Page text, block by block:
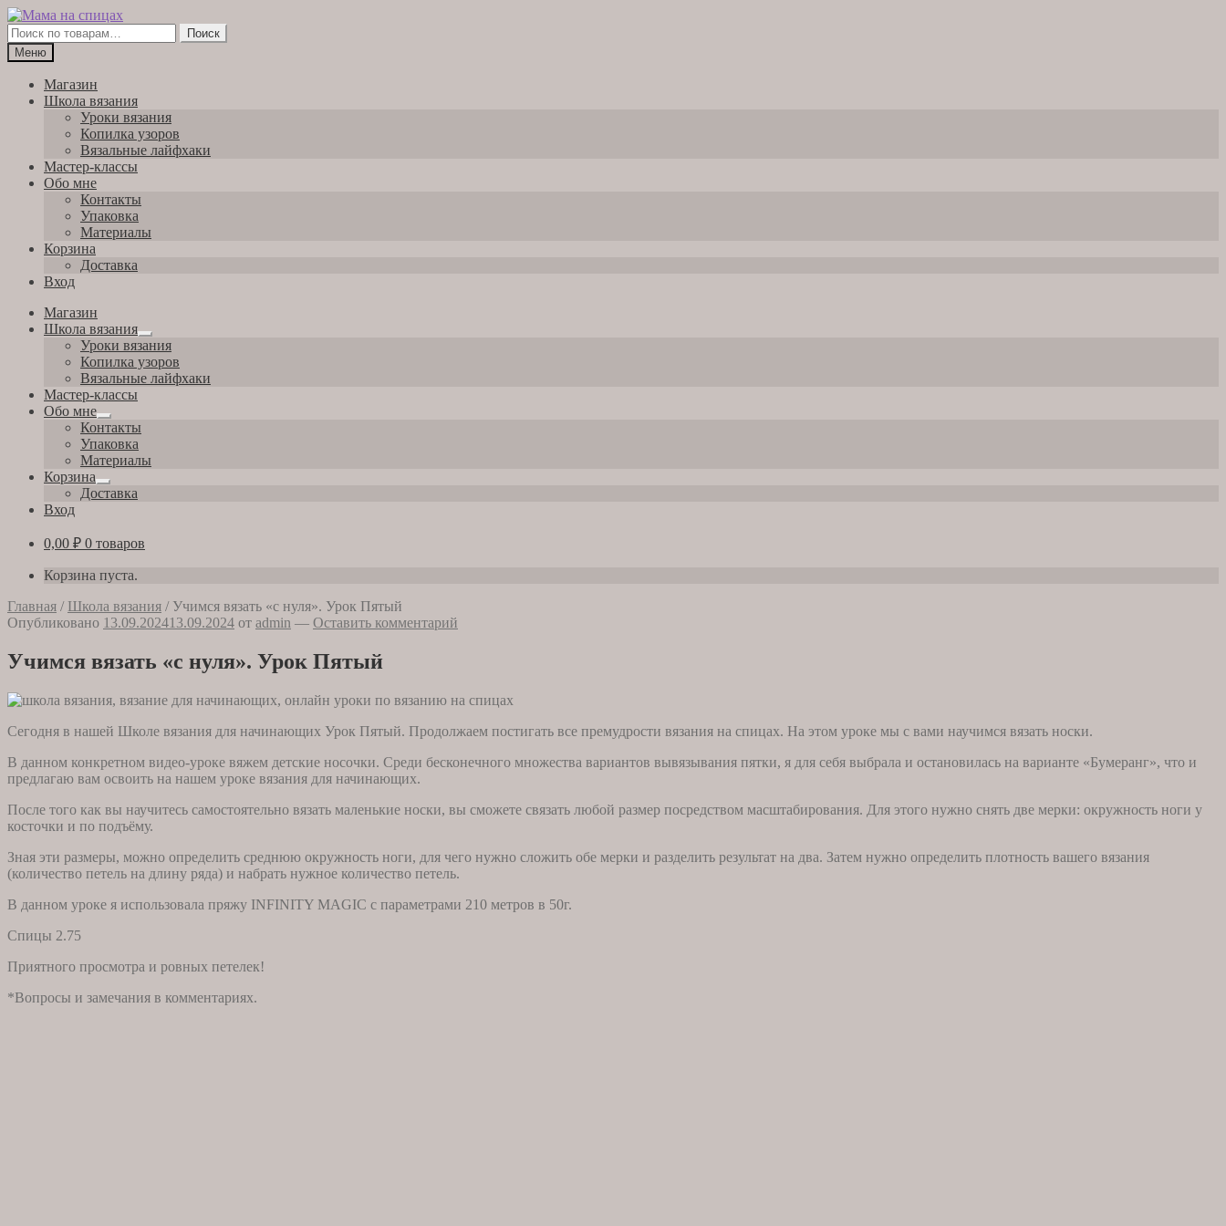
Перейти
к
навигации
Перейти
к
содержимому
Искать:
Поиск
Меню
Магазин
Школа вязания
Уроки вязания
Копилка узоров
Вязальные лайфхаки
Мастер-классы
Обо мне
Контакты
Упаковка
Материалы
Корзина
Доставка
Вход
Магазин
Школа вязания
Развернутое
вложенное
меню
Уроки вязания
Копилка узоров
Вязальные лайфхаки
Мастер-классы
Обо мне
Развернутое
вложенное
меню
Контакты
Упаковка
Материалы
Корзина
Развернутое
вложенное
Доставка
Вход
0,00 ₽ 0 товаров
Корзина пуста.
Главная / Школа вязания / Учимся вязать «с нуля». Урок Пятый
Опубликовано 13.09.202413.09.2024 от admin — Оставить комментарий
Учимся вязать «с нуля». Урок Пятый
Сегодня в нашей Школе вязания для начинающих Урок Пятый. Продолжаем постигать все премудрости вязания на спицах. На этом уроке мы с вами научимся вязать носки.
В данном конкретном видео-уроке вяжем детские носочки. Среди бесконечного множества вариантов вывязывания пятки, я для себя выбрала и остановилась на варианте «Бумеранг», что и
предлагаю вам освоить на нашем уроке вязания для начинающих.
После того как вы научитесь самостоятельно вязать маленькие носки, вы сможете связать любой размер посредством масштабирования. Для этого нужно снять две мерки: окружность ноги у
косточки и по подъёму.
Зная эти размеры, можно определить среднюю окружность ноги, для чего нужно сложить обе мерки и разделить результат на два. Затем нужно определить плотность вашего вязания
(количество петель на длину ряда) и набрать нужное количество петель.
В данном уроке я использовала пряжу INFINITY MAGIC с параметрами 210 метров в 50г.
Спицы 2.75
Приятного просмотра и ровных петелек!
*Вопросы и замечания в комментариях.